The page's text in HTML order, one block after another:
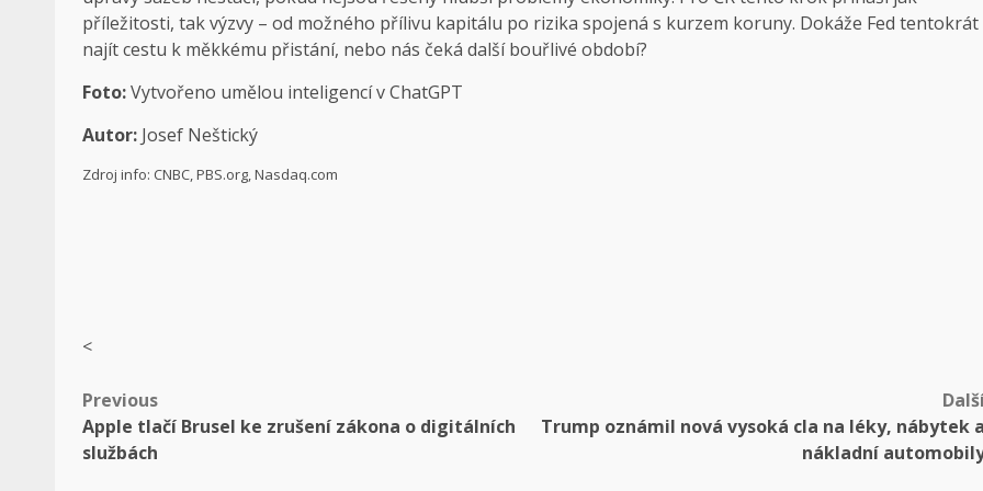
příležitosti, tak výzvy – od možného přílivu kapitálu po rizika spojená s kurzem koruny. Dokáže Fed tentokrát
najít cestu k měkkému přistání, nebo nás čeká další bouřlivé období?
Foto:Vytvořeno umělou inteligencí v ChatGPT
Autor: Josef Neštický
Zdroj info: CNBC, PBS.org, Nasdaq.com
<
Post
navigation
Previous
Apple tlačí Brusel ke zrušení zákona o digitálních
službách
Trump oznámil nová vysoká cla na léky, nábytek a
nákladní